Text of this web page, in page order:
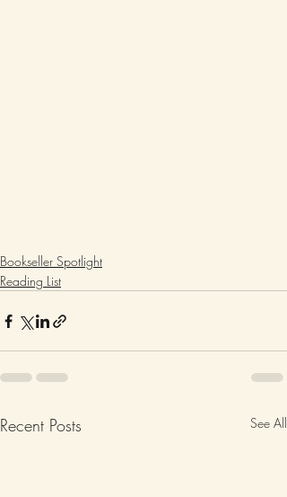
Bookseller Spotlight
Reading List
Recent Posts See All